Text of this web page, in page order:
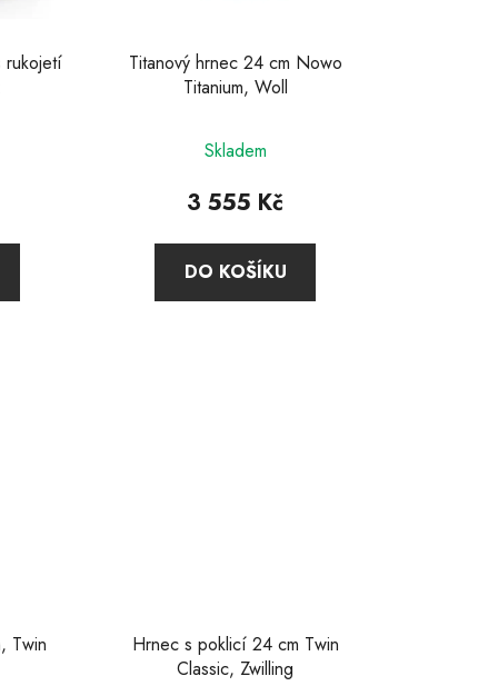
rukojetí
Titanový hrnec 24 cm Nowo
Titanium, Woll
hodnocení
produktu
4,0
z
Skladem
3 555 Kč
DO KOŠÍKU
Twin
Hrnec s poklicí 24 cm Twin
Classic, Zwilling